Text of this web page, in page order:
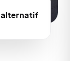
alternatif